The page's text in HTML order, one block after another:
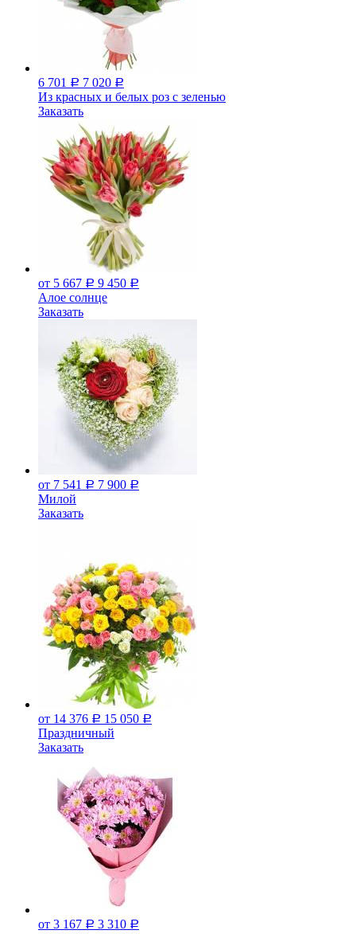
6 701 Р 7 020 Р
Из красных и белых роз с зеленью
Заказать
от 5 667 Р 9 450 Р
Алое солнце
Заказать
от 7 541 Р 7 900 Р
Милой
Заказать
от 14 376 Р 15 050 Р
Праздничный
Заказать
от 3 167 Р 3 310 Р